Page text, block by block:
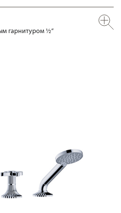
гарнитуром ½“